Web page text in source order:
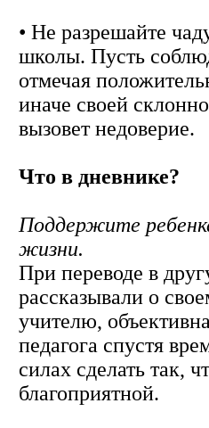
• Не разрешайте
школы. Пусть
отмечая
иначе своей
вызовет недоверие.
Что в дневнике?
Поддержите
жизни.
При переводе в
рассказывали о
учителю,
педагога спустя
силах сделать так,
благоприятной.